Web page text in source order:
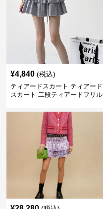
¥4,840 (税込)
ティアードスカート ティアード
スカート 二段ティアードフリル